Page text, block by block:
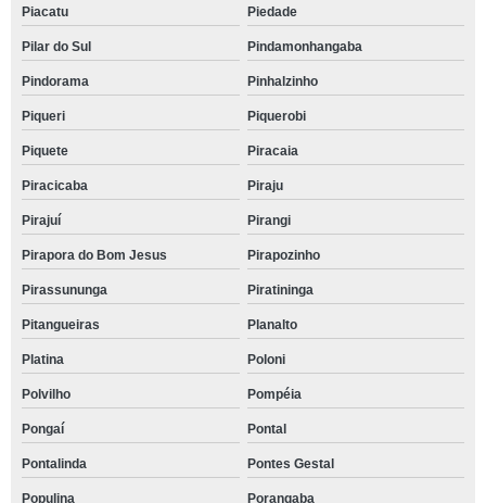
Piacatu Piedade
Pilar do Sul Pindamonhangaba
Pindorama Pinhalzinho
Piqueri Piquerobi
Piquete Piracaia
Piracicaba Piraju
Pirajuí Pirangi
Pirapora do Bom Jesus Pirapozinho
Pirassununga Piratininga
Pitangueiras Planalto
Platina Poloni
Polvilho Pompéia
Pongaí Pontal
Pontalinda Pontes Gestal
Populina Porangaba